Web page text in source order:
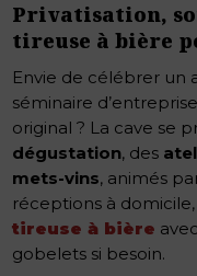
Privatisation,
tireuse à bière
Envie de célébrer un
séminaire
original ? La cave se
dégustation, des
mets-vins, animés
réceptions à
tireuse à bière
gobelets si besoin.